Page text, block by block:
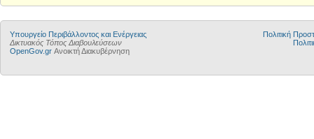
Yπουργείο Περιβάλλοντος και Ενέργειας
Δικτυακός Τόπος Διαβουλεύσεων
OpenGov.gr Ανοικτή Διακυβέρνηση
Πολιτική